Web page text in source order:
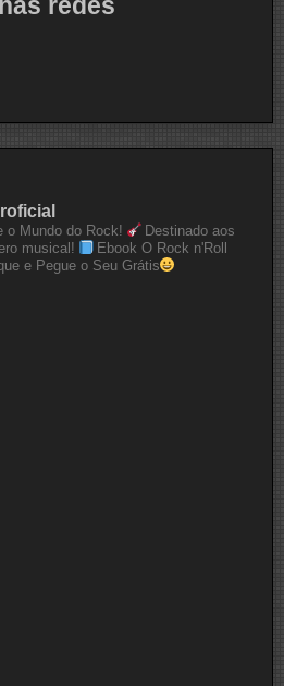
redes
o Mundo do Rock!
Destinado aos
musical!
Ebook O Rock n'Roll
e Pegue o Seu Grátis